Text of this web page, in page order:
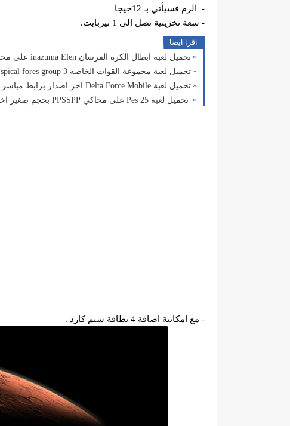
- الرم فسيأتي بـ 12جيجا
- سعة تخزينية تصل إلى 1 تيربايت.
اقرا ايضا
تحميل لعبة ابطال الكره الفرسان inazuma Elen على محاكي الدولفين 2025الاصليه للاندرويد
تحميل لعبة مجموعة القوات الخاصه spical fores group 3 اخر اصدار للاندرويد
تحميل لعبة Delta Force Mobile اخر اصدار برابط مباشر للاندرويد
تحميل لعبة Pes 25 على محاكي PPSSPP بحجم صغير اخر الانتقالات للاندرويد من ميديا فاير
- مع امكانية اضافة 4 بطاقة سيم كارد .